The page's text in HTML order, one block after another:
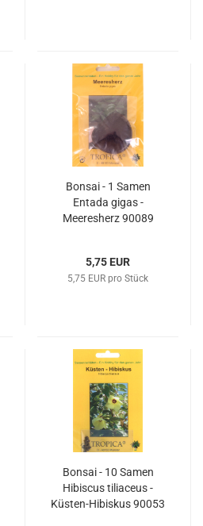
Bonsai - 1 Samen
Entada gigas -
Meeresherz 90089
5,75 EUR
5,75 EUR pro Stück
Bonsai - 10 Samen
Hibiscus tiliaceus -
Küsten-Hibiskus 90053